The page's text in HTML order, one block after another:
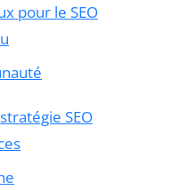
pour le SEO
SEO